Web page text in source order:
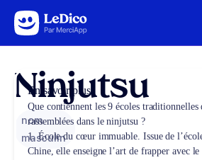
Aller au contenu
Ninjutsu
nom
masculin
En savoir plus
Que contiennent les 9 écoles
rassemblées dans le ninjutsu ?
1. École du cœur immuable. Issue de
Chine, elle enseigne l’art de frapper avec